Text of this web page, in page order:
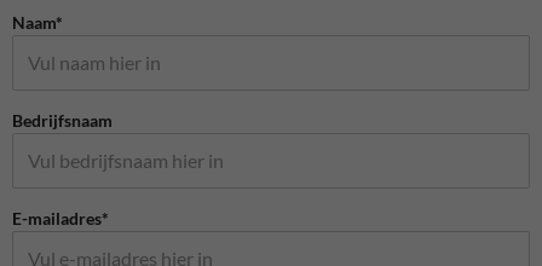
Naam*
Bedrijfsnaam
E-mailadres*